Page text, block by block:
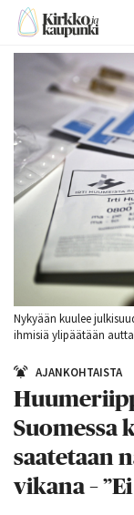
Nykyään kuulee
ihmisiä ylipäätään
AJANKOHTAISTA
Suomessa
saatetaan
vikana –